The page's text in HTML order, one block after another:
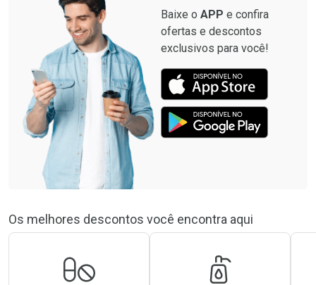
Baixe o APP e confira
ofertas e descontos
exclusivos para você!
Os melhores descontos você encontra aqui